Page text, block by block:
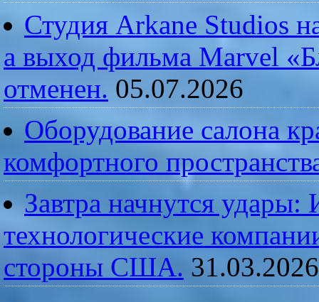
Студия Arkane Studios
а выход фильма Marvel
отменен. 05.07.2026
Оборудование салона
комфортного
Завтра начнутся
технологические
стороны США. 31.03.2026